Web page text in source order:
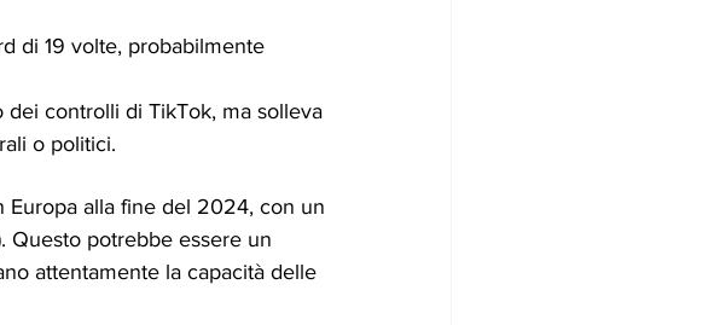
di 19 volte, probabilmente
controlli di TikTok, ma solleva
o politici.
alla fine del 2024, con un
Questo potrebbe essere un
attentamente la capacità delle